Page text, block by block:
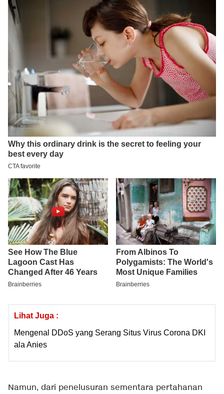
Lihat Juga :
Mengenal DDoS yang Serang Situs Virus Corona DKI
ala Anies
Namun, dari penelusuran sementara pertahanan